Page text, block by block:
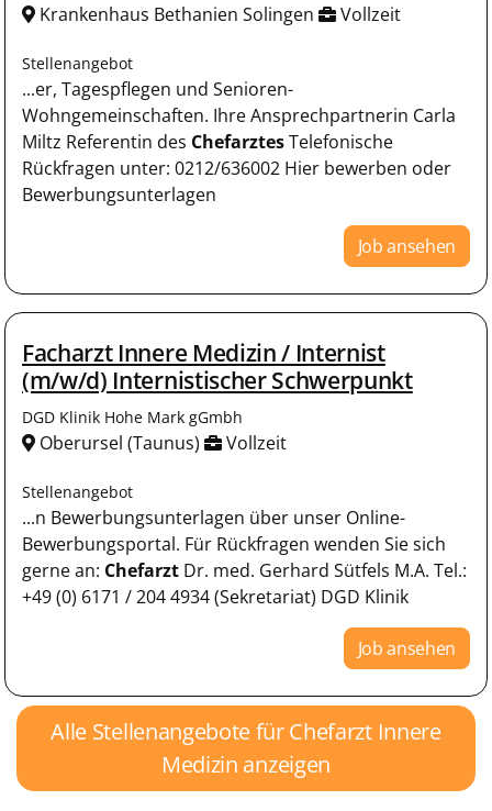
Krankenhaus Bethanien Solingen Vollzeit
Stellenangebot
...er, Tagespflegen und Senioren-
Wohngemeinschaften. Ihre Ansprechpartnerin Carla
Miltz Referentin des ChefarztesTelefonische
Rückfragen unter: 0212/636002 Hier bewerben oder
Bewerbungsunterlagen
Job ansehen
Facharzt Innere Medizin / Internist
(m/w/d) Internistischer Schwerpunkt
DGD Klinik Hohe Mark gGmbh
Oberursel (Taunus) Vollzeit
Stellenangebot
...n Bewerbungsunterlagen über unser Online-
Bewerbungsportal. Für Rückfragen wenden Sie sich
gerne an: Chefarzt Dr. med. Gerhard Sütfels M.A. Tel.:
+49 (0) 6171 / 204 4934 (Sekretariat) DGD Klinik
Job ansehen
Alle Stellenangebote für Chefarzt Innere
Medizin anzeigen